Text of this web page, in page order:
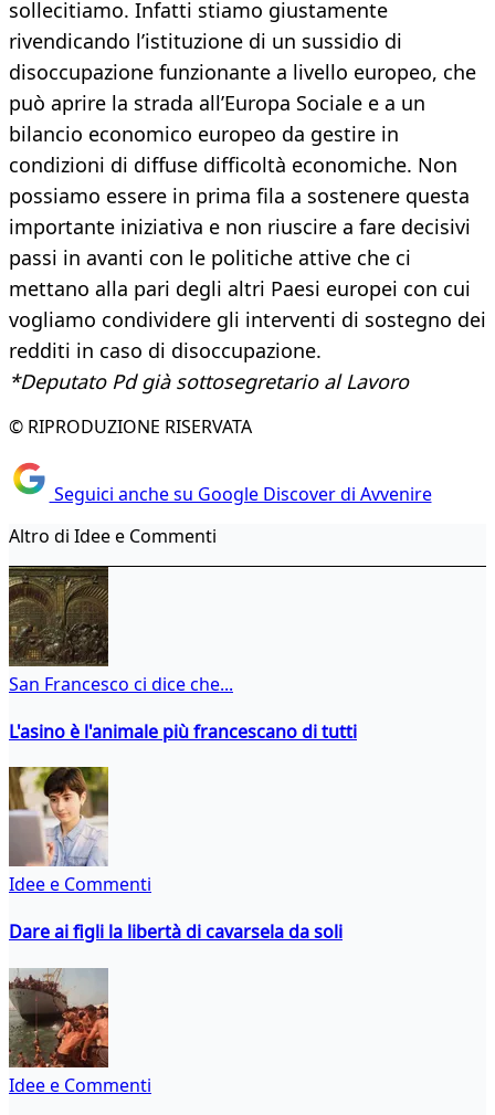
sollecitiamo. Infatti stiamo giustamente
rivendicando l’istituzione di un sussidio di
disoccupazione funzionante a livello europeo, che
può aprire la strada all’Europa Sociale e a un
bilancio economico europeo da gestire in
condizioni di diffuse difficoltà economiche. Non
possiamo essere in prima fila a sostenere questa
importante iniziativa e non riuscire a fare decisivi
passi in avanti con le politiche attive che ci
mettano alla pari degli altri Paesi europei con cui
vogliamo condividere gli interventi di sostegno dei
redditi in caso di disoccupazione.
*Deputato Pd già sottosegretario al Lavoro
© RIPRODUZIONE RISERVATA
Seguici anche su Google Discover di Avvenire
Altro di Idee e Commenti
San Francesco ci dice che...
L'asino è l'animale più francescano di tutti
Idee e Commenti
Dare ai figli la libertà di cavarsela da soli
Idee e Commenti